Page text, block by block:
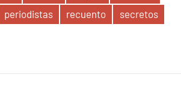
periodistas recuento secretos